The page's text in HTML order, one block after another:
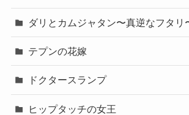
ダリとカムジャタン〜真逆なフタリ
テプンの花嫁
ドクタースランプ
ヒップタッチの女王